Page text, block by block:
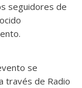
seguidores de
se
través de Radio